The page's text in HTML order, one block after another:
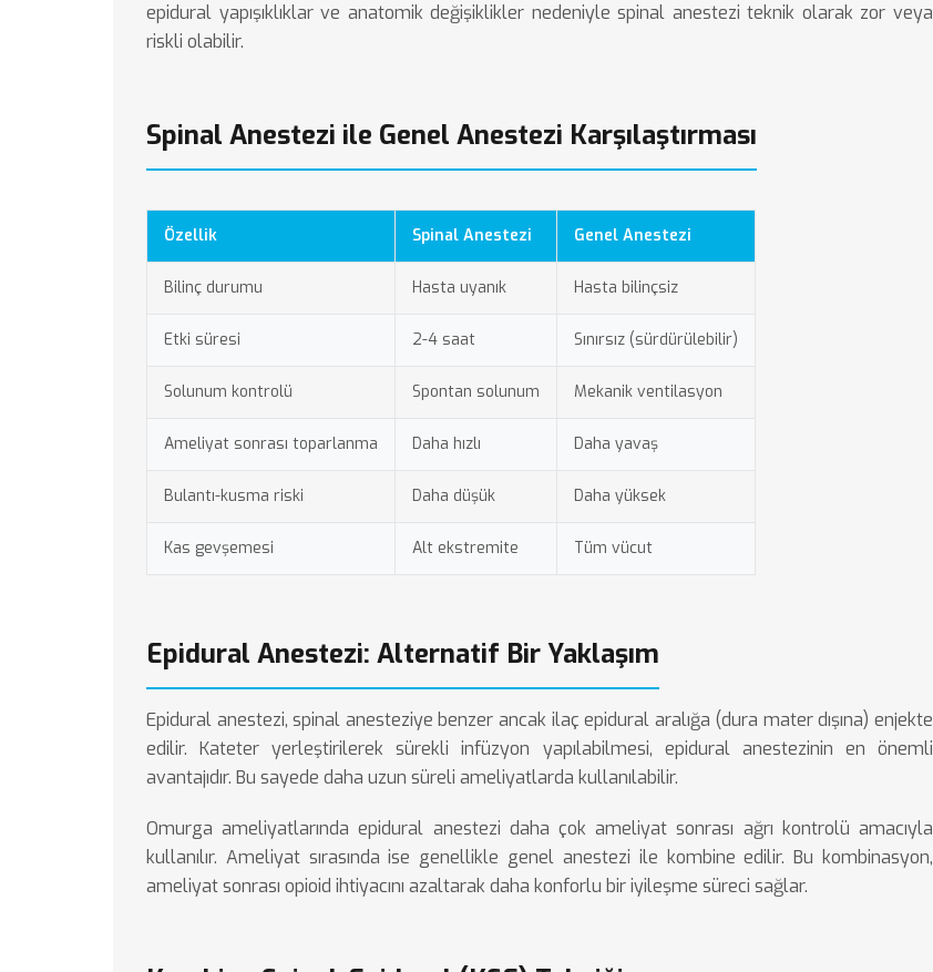
epidural yapışıklıklar ve anatomik değişiklikler nedeniyle spinal anestezi teknik olarak zor veya
riskli olabilir.
Spinal Anestezi ile Genel Anestezi Karşılaştırması
Özellik Spinal Anestezi Genel Anestezi
Bilinç durumu Hasta uyanık Hasta bilinçsiz
Etki süresi 2-4 saat Sınırsız (sürdürülebilir)
Solunum kontrolü Spontan solunum Mekanik ventilasyon
Ameliyat sonrası toparlanma Daha hızlı Daha yavaş
Bulantı-kusma riski Daha düşük Daha yüksek
Kas gevşemesi Alt ekstremite Tüm vücut
Epidural Anestezi: Alternatif Bir Yaklaşım
Epidural anestezi, spinal anesteziye benzer ancak ilaç epidural aralığa (dura mater dışına) enjekte
edilir. Kateter yerleştirilerek sürekli infüzyon yapılabilmesi, epidural anestezinin en önemli
avantajıdır. Bu sayede daha uzun süreli ameliyatlarda kullanılabilir.
Omurga ameliyatlarında epidural anestezi daha çok ameliyat sonrası ağrı kontrolü amacıyla
kullanılır. Ameliyat sırasında ise genellikle genel anestezi ile kombine edilir. Bu kombinasyon,
ameliyat sonrası opioid ihtiyacını azaltarak daha konforlu bir iyileşme süreci sağlar.